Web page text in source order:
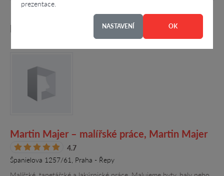
prezentace.
NASTAVENÍ OK
Podobné firmy
Martin Majer – malířské práce, Martin Majer
4.7
Španielova 1257/61, Praha - Řepy